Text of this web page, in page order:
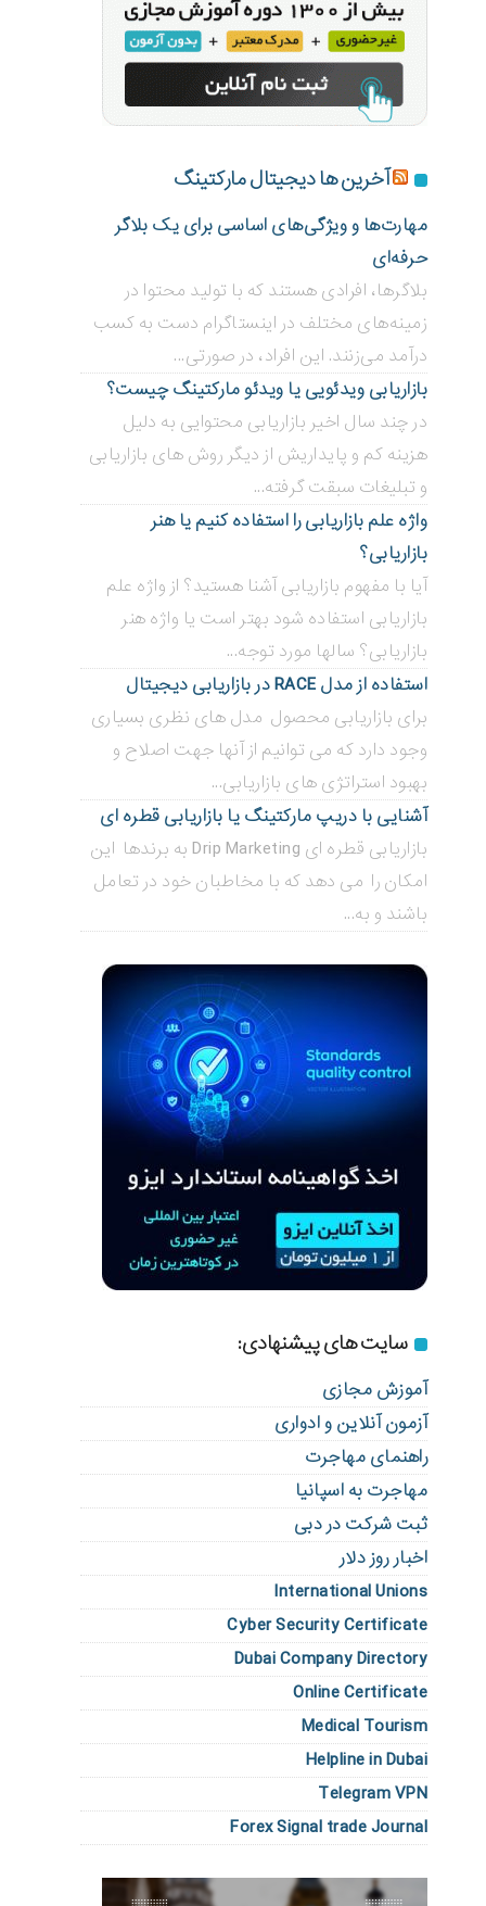
آخرین ها دیجیتال مارکتینگ
مهارت‌ها و ویژگی‌های اساسی برای یک بلاگر
حرفه‌ای
بلاگر‌ها، افرادی هستند که با تولید محتوا در
زمینه‌های مختلف در اینستاگرام دست به کسب
درآمد می‌زنند. این افراد، در صورتی...
بازاریابی ویدئویی ‌یا ویدئو مارکتینگ چیست؟
در چند سال اخیر بازاریابی محتوایی به دلیل
هزینه کم و پایداریش از دیگر روش های بازاریابی
و تبلیغات سبقت گرفته...
واژه علم بازاریابی را استفاده کنیم یا هنر
بازاریابی؟
آیا با مفهوم بازاریابی آشنا هستید؟ از واژه علم
بازاریابی استفاده شود بهتر است یا واژه هنر
بازاریابی؟ سالها مورد توجه...
استفاده از مدل RACE در بازاریابی دیجیتال
برای بازاریابی محصول مدل های نظری بسیاری
وجود دارد که می توانیم از آنها جهت اصلاح و
بهبود استراتژی های بازاریابی...
آشنایی با دریپ مارکتینگ یا بازاریابی قطره ای
بازاریابی قطره ای Drip Marketing به برندها این
امکان را می دهد که با مخاطبان خود در تعامل
باشند و به...
سایت های پیشنهادی:
آموزش مجازی
آزمون آنلاین و ادواری
راهنمای مهاجرت
مهاجرت به اسپانیا
ثبت شرکت در دبی
اخبار روز دلار
International Unions
Cyber Security Certificate
Dubai Company Directory
Online Certificate
Medical Tourism
Helpline in Dubai
Telegram VPN
Forex Signal trade Journal